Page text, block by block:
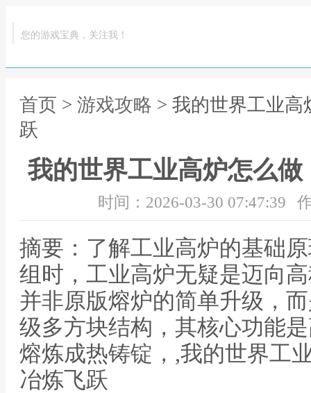
您的游戏宝典，关注我！
首页 > 游戏攻略 > 我的世界工业
跃
我的世界工业高炉怎么
时间：2026-03-30 07:47:39
摘要：了解工业高炉的基础
组时，工业高炉无疑是迈向
并非原版熔炉的简单升级，
级多方块结构，其核心功能
熔炼成热铸锭，,我的世界工
冶炼飞跃